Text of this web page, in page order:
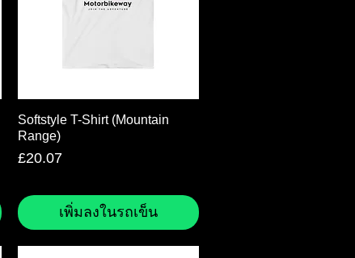
ดูข้อมูลด่วน
Softstyle T-Shirt (Mountain
Range)
ราคา
£20.07
เพิ่มลงในรถเข็น